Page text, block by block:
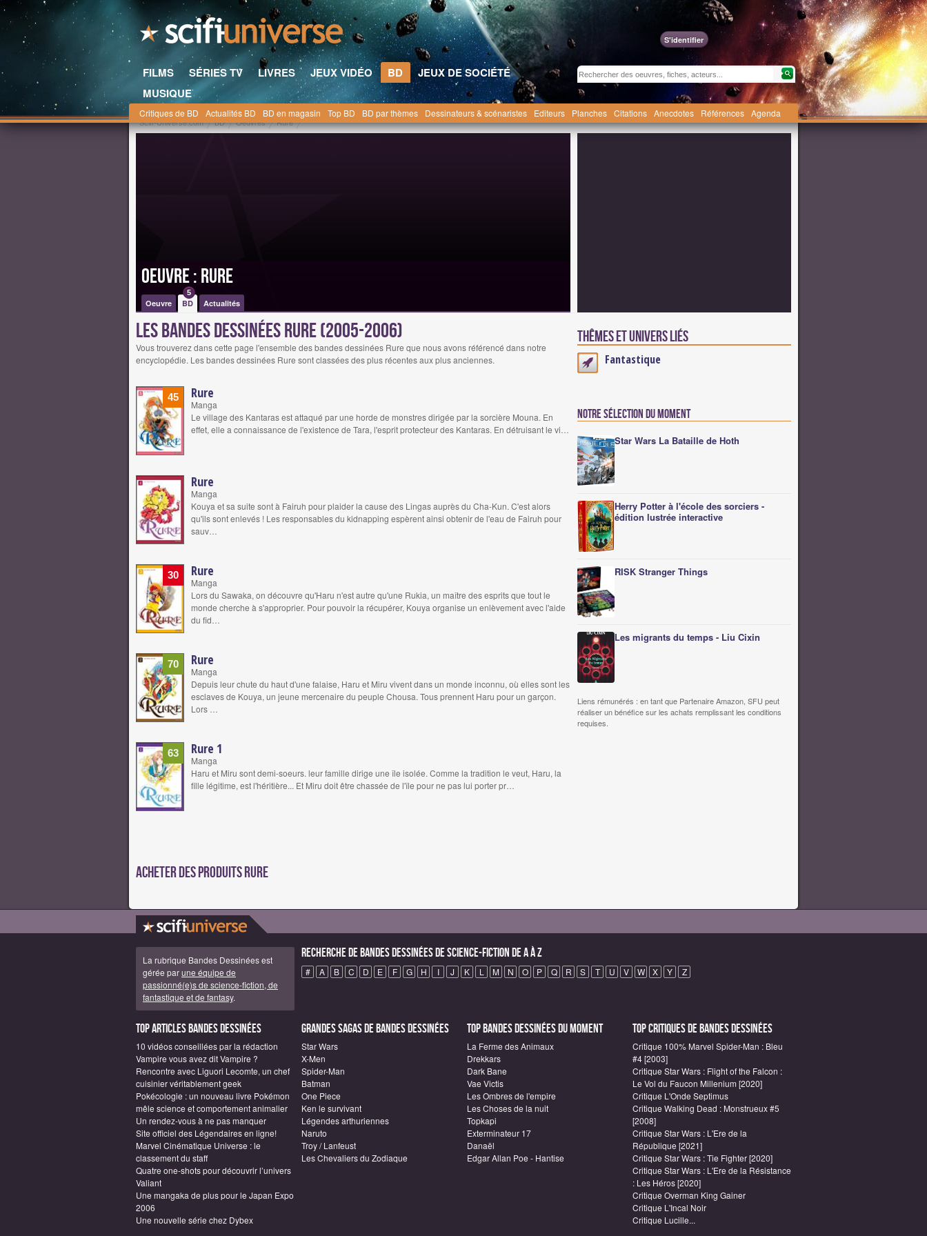
S'identifier
FILMS SÉRIES TV LIVRES JEUX VIDÉO BD
JEUX DE SOCIÉTÉ
MUSIQUE
Critiques de BD Actualités BD BD en magasin Top BD BD par thèmes Dessinateurs & scénaristes Editeurs Planches Citations Anecdotes Références Agenda
Scifi-Universe.com BD Oeuvres Rure
Oeuvre : Rure
Oeuvre BD
5
Actualités
Les bandes dessinées Rure (2005-2006)
Vous trouverez dans cette page l'ensemble des bandes dessinées Rure que nous avons référencé dans notre
encyclopédie. Les bandes dessinées Rure sont classées des plus récentes aux plus anciennes.
45 Rure
Manga
Le village des Kantaras est attaqué par une horde de monstres dirigée par la sorcière Mouna. En
effet, elle a connaissance de l'existence de Tara, l'esprit protecteur des Kantaras. En détruisant le vi…
Rure
Manga
Kouya et sa suite sont à Fairuh pour plaider la cause des Lingas auprès du Cha-Kun. C'est alors
qu'ils sont enlevés ! Les responsables du kidnapping espèrent ainsi obtenir de l'eau de Fairuh pour
sauv…
30 Rure
Manga
Lors du Sawaka, on découvre qu'Haru n'est autre qu'une Rukia, un maître des esprits que tout le
monde cherche à s'approprier. Pour pouvoir la récupérer, Kouya organise un enlèvement avec l'aide
du fid…
70 Rure
Manga
Depuis leur chute du haut d'une falaise, Haru et Miru vivent dans un monde inconnu, où elles sont les
esclaves de Kouya, un jeune mercenaire du peuple Chousa. Tous prennent Haru pour un garçon.
Lors …
63 Rure 1
Manga
Haru et Miru sont demi-soeurs. leur famille dirige une île isolée. Comme la tradition le veut, Haru, la
fille légitime, est l'héritière... Et Miru doit être chassée de l'île pour ne pas lui porter pr…
Acheter des produits Rure
Thêmes et univers liés
Fantastique
Notre sélection du moment
Star Wars La Bataille de Hoth
Herry Potter à l'école des sorciers -
édition lustrée interactive
RISK Stranger Things
Les migrants du temps - Liu Cixin
Liens rémunérés : en tant que Partenaire Amazon, SFU peut
réaliser un bénéfice sur les achats remplissant les conditions
requises.
La rubrique Bandes Dessinées est
gérée parune équipe de
passionné(e)s de science-fiction, de
fantastique et de fantasy.
Recherche de Bandes Dessinées de science-fiction de A à Z
# A B C D E F G H I J K L M N O P Q R S T U V W X Y Z
Top articles Bandes Dessinées
10 vidéos conseillées par la rédaction
Vampire vous avez dit Vampire ?
Rencontre avec Liguori Lecomte, un chef
cuisinier véritablement geek
Pokécologie : un nouveau livre Pokémon
mêle science et comportement animalier
Un rendez-vous à ne pas manquer
Site officiel des Légendaires en ligne!
Marvel Cinématique Universe : le
classement du staff
Quatre one-shots pour découvrir l’univers
Valiant
Une mangaka de plus pour le Japan Expo
2006
Une nouvelle série chez Dybex
Grandes sagas de Bandes Dessinées
Star Wars
X-Men
Spider-Man
Batman
One Piece
Ken le survivant
Légendes arthuriennes
Naruto
Troy / Lanfeust
Les Chevaliers du Zodiaque
Top Bandes Dessinées du moment
La Ferme des Animaux
Drekkars
Dark Bane
Vae Victis
Les Ombres de l'empire
Les Choses de la nuit
Topkapi
Exterminateur 17
Danaël
Edgar Allan Poe - Hantise
Top critiques de Bandes Dessinées
Critique 100% Marvel Spider-Man : Bleu
#4 [2003]
Critique Star Wars : Flight of the Falcon :
Le Vol du Faucon Millenium [2020]
Critique L'Onde Septimus
Critique Walking Dead : Monstrueux #5
[2008]
Critique Star Wars : L'Ere de la
République [2021]
Critique Star Wars : Tie Fighter [2020]
Critique Star Wars : L'Ere de la Résistance
: Les Héros [2020]
Critique Overman King Gainer
Critique L'Incal Noir
Critique Lucille...